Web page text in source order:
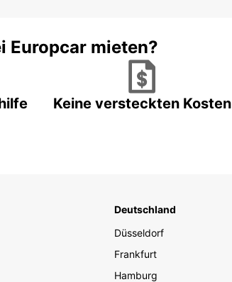
Europcar mieten?
Keine versteckten Kosten
Deutschland
Düsseldorf
Frankfurt
Hamburg